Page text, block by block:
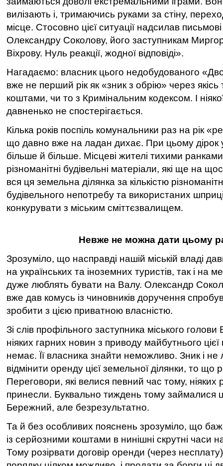
вилізають і, тримаючись руками за стіну,
місце. Стосовно цієї ситуації надсилав
Олександру Соколову, його заступникам
Віхрову. Нуль реакції, жодної відповіді».
Нагадаємо: власник цього недобудованого
вже не перший рік як «зник з обрію» через якісь
коштами, чи то з Кримінальним кодексом. І
давненько не спостерігається.
Кілька років поспіль комунальники раз на рік
що давно вже на ладан дихає. При цьому дірок
більше й більше. Місцеві жителі тихими ранками
різноманітні будівельні матеріали, які ще на
вся ця земельна ділянка за кількістю
будівельного непотребу та використаних
конкурувати з міським сміттєзвалищем.
Невже не можна дати цьому
Зрозуміло, що насправді нашій міській владі
на українських та іноземних туристів, так і на
дуже люблять бувати на Валу. Олександр
вже дав комусь із чиновників доручення
зробити з цією приватною власністю.
Зі слів профільного заступника міського
ніяких гарних новин з приводу майбутнього
немає. Її власника знайти неможливо. Зник і
відмінити оренду цієї земельної ділянки, то що
Переговори, які велися певний час тому, ніяких
принесли. Буквально тиждень тому займалися
Бережний, але безрезультатно.
Та й без особливих пояснень зрозуміло, що
із серйозними коштами в нинішні скрутні часи
Тому розірвати договір оренди (через